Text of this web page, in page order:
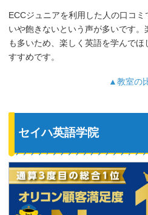
ECCジュニアを利用した人の口コ
いや飽きないという声が多いです
も多いため、楽しく英語を学んで
すすめです。
▲教室の
セイハ英語学院